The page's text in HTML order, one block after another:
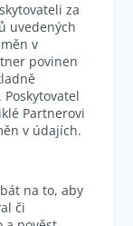
za
uvedených
v
povinen
Partnerovi
v údajích.
na to, aby
či